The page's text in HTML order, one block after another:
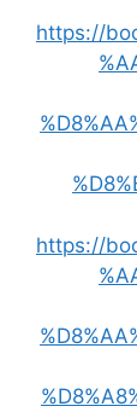
https://
https://